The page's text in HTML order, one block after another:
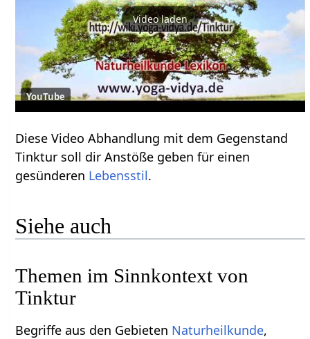
Video laden
YouTube
Diese Video Abhandlung mit dem Gegenstand
Tinktur soll dir Anstöße geben für einen
gesünderen Lebensstil.
Siehe auch
Themen im Sinnkontext von
Tinktur
Begriffe aus den Gebieten Naturheilkunde,